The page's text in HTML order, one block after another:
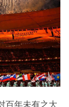
百年未有之大